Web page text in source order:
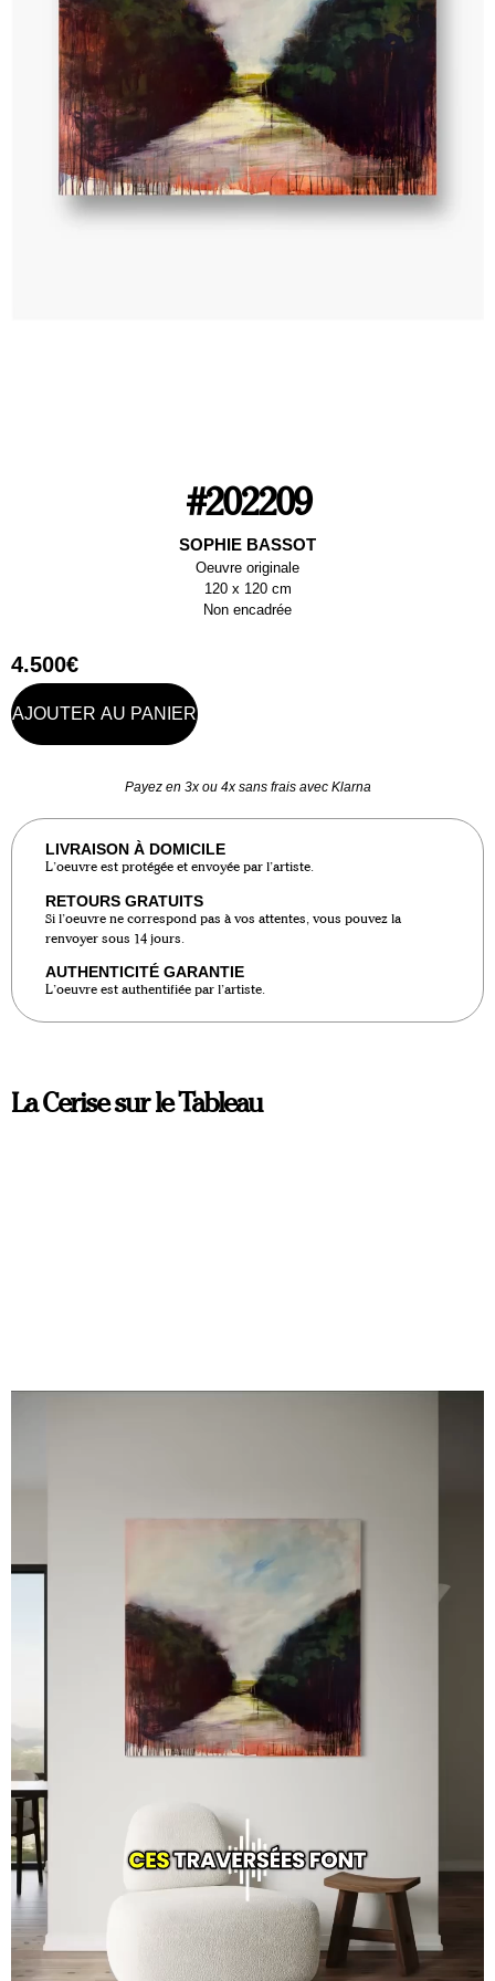
#202209
SOPHIE BASSOT
Oeuvre originale
120 x 120 cm
Non encadrée
4.500€
AJOUTER AU PANIER
Payez en 3x ou 4x sans frais avec Klarna
LIVRAISON À DOMICILE
L’oeuvre est protégée et envoyée par l’artiste.
RETOURS GRATUITS
Si l’oeuvre ne correspond pas à vos attentes, vous pouvez la
renvoyer sous 14 jours.
AUTHENTICITÉ GARANTIE
L’oeuvre est authentifiée par l’artiste.
La Cerise sur le Tableau